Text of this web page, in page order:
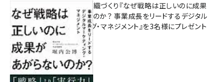
成果を生む組織づくり『なぜ戦略は正しいのに成果
があがらないのか？ 事業成長をリードするデジタル
マーケティング・マネジメント』を3名様にプレゼント
8月7日 10:00